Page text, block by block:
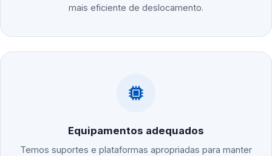
mais eficiente de deslocamento.
Equipamentos adequados
Temos suportes e plataformas apropriadas para manter